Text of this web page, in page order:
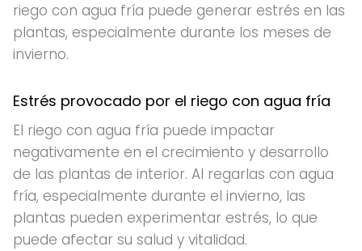
riego con agua fría puede generar estrés en las
plantas, especialmente durante los meses de
invierno.
Estrés provocado por el riego con agua fría
El riego con agua fría puede impactar
negativamente en el crecimiento y desarrollo
de las plantas de interior. Al regarlas con agua
fría, especialmente durante el invierno, las
plantas pueden experimentar estrés, lo que
puede afectar su salud y vitalidad.